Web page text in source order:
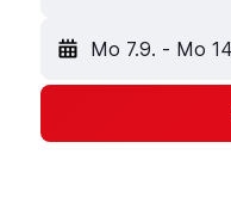
Mo 7.9. - Mo